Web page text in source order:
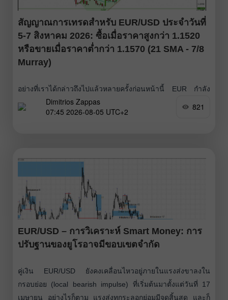
สัญญาณการเทรดสำหรับ EUR/USD ประจำวันที่
5-7 สิงหาคม 2026: ซื้อเมื่อราคาสูงกว่า 1.1520
หรือขายเมื่อราคาต่ำกว่า 1.1570 (21 SMA - 7/8
Murray)
อย่างที่เราได้กล่าวถึงไปแล้วหลายครั้งก่อนหน้านี้ EUR กำลัง
เผชิญแนวต้านที่แข็งแกร่งบริเวณค่าเฉลี่ยเคลื่อนที่ 200 วัน
(200 EMA) แถวระดับ 1.1570 บนกราฟรายวัน หาก EUR ขึ้น
Dimitrios Zappas
07:45 2026-08-05 UTC+2
821
EUR/USD – การวิเคราะห์ Smart Money: การ
ปรับฐานของยูโรอาจมีขอบเขตจำกัด
คู่เงิน EUR/USD ยังคงเคลื่อนไหวอยู่ภายในแรงส่งขาลงใน
กรอบย่อย (local bearish impulse) ที่เริ่มต้นมาตั้งแต่วันที่ 17
เมษายน อย่างไรก็ตาม แรงส่งทุกระลอกย่อมมีจุดสิ้นสุด และก็